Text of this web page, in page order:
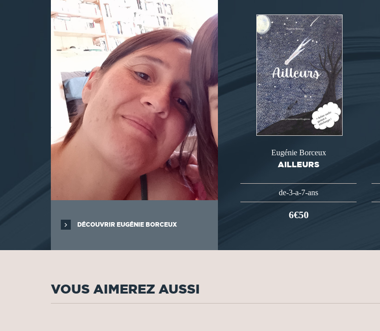
DÉCOUVRIR EUGÉNIE BORCEUX
Eugénie Borceux
AILLEURS
de-3-a-7-ans
6€50
VOUS AIMEREZ AUSSI